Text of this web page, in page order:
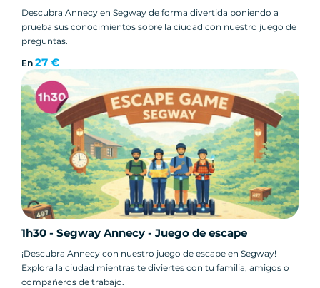
Descubra Annecy en Segway de forma divertida poniendo a
prueba sus conocimientos sobre la ciudad con nuestro juego de
preguntas.
En 27 €
1h30 - Segway Annecy - Juego de escape
¡Descubra Annecy con nuestro juego de escape en Segway!
Explora la ciudad mientras te diviertes con tu familia, amigos o
compañeros de trabajo.